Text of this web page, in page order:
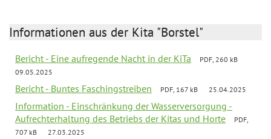
Informationen aus der Kita "Borstel"
Bericht - Eine aufregende Nacht in der KiTa
PDF, 260 kB
09.05.2025
Bericht - Buntes Faschingstreiben PDF, 167 kB 25.04.2025
Information - Einschränkung der Wasserversorgung -
Aufrechterhaltung des Betriebs der Kitas und Horte
PDF,
707 kB
27.03.2025